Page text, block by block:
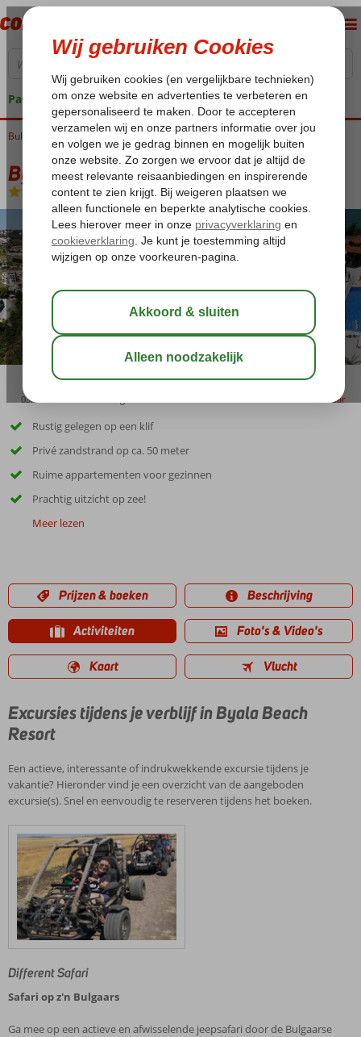
Pakketgarantie
Home
Bulgarije Zwarte Zee Byala Byala Beach Resort
Byala Beach Resort
All Inclusive-Appartement
03:00 bewaar
Rustig gelegen op een klif
Privé zandstrand op ca. 50 meter
Ruime appartementen voor gezinnen
Prachtig uitzicht op zee!
Meer lezen
Prijzen & boeken Beschrijving
Activiteiten Foto's & Video's
Kaart Vlucht
Excursies tijdens je verblijf in Byala Beach
Resort
Een actieve, interessante of indrukwekkende excursie tijdens je
vakantie? Hieronder vind je een overzicht van de aangeboden
excursie(s). Snel en eenvoudig te reserveren tijdens het boeken.
Different Safari
Safari op z'n Bulgaars
Ga mee op een actieve en afwisselende jeepsafari door de Bulgaarse